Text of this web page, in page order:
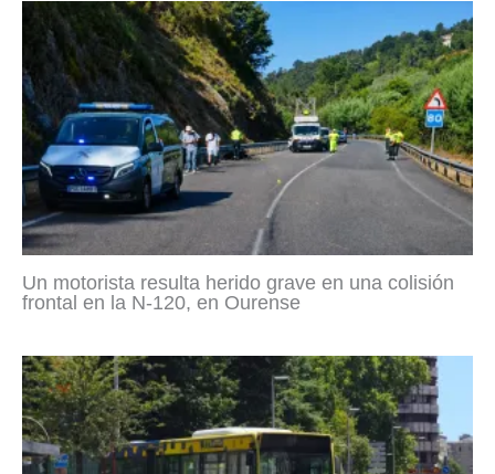
Un motorista resulta herido grave en una colisión
frontal en la N-120, en Ourense